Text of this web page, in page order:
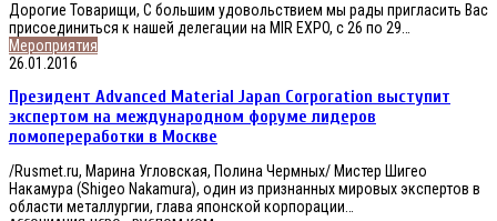
MIR
EXPO
–
2018
Дорогие Товарищи, С большим удовольствием мы рады пригласить Вас
присоединиться к нашей делегации на MIR EXPO, с 26 по 29…
Президент
Advanced
Japan
Corporation
выступит
экспертом
на
международном
форуме
Мероприятия
26.01.2016
Президент Advanced Material Japan Corporation выступит
экспертом на международном форуме лидеров
ломопереработки в Москве
/Rusmet.ru, Марина Угловская, Полина Чермных/ Мистер Шигео
Накамура (Shigeo Nakamura), один из признанных мировых экспертов в
области металлургии, глава японской корпорации…